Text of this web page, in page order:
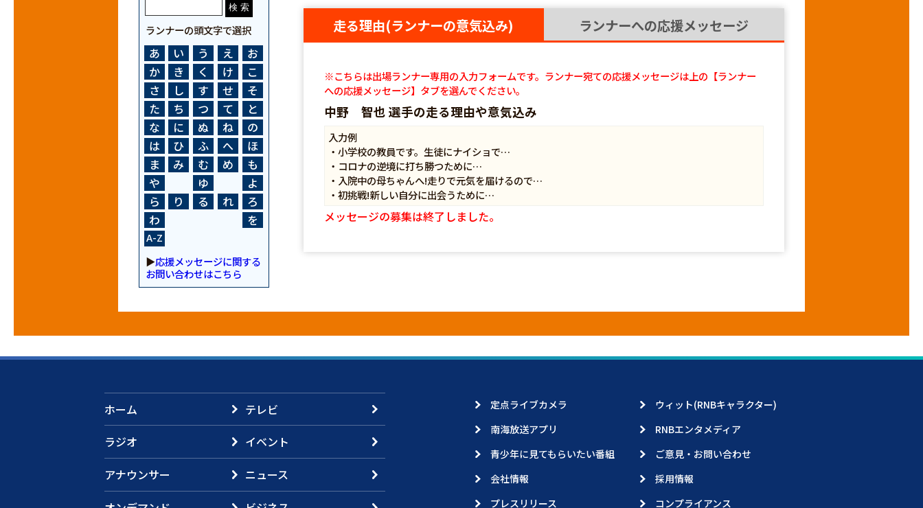
ランナーの頭文字で選択
あ い う え
お
か
き く け
こ
さ
し す せ
そ
た
ち つ て
と
な
に ぬ ね
の
は
ひ ふ へ
ほ
ま
み む め
も
や
ゆ
よ
ら
り る れ
ろ
わ
を
A-Z
▶応援メッセージに関する
お問い合わせはこちら
走る理由(ランナーの意気込み) ランナーへの応援メッセージ
※こちらは出場ランナー専用の入力フォームです。ランナー宛ての応援メッセージは上の【ランナー
への応援メッセージ】タブを選んでください。
中野 智也 選手の走る理由や意気込み
入力例
・小学校の教員です。生徒にナイショで…
・コロナの逆境に打ち勝つために…
・入院中の母ちゃんへ!走りで元気を届けるので…
・初挑戦!新しい自分に出会うために…
メッセージの募集は終了しました。
ホーム
テレビ
ラジオ
イベント
アナウンサー
ニュース
定点ライブカメラ
ウィット(RNBキャラクター)
南海放送アプリ
RNBエンタメディア
青少年に見てもらいたい番組
ご意見・お問い合わせ
会社情報
採用情報
プレスリリース
コンプライアンス